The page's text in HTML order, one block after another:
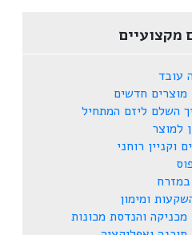
מקצועיים
עובד
מוצרים חדשים
השלם ליזם המתחיל
למוצר
וקניין רוחני
במזרח
ומימון
מכניקה והנדסת מכונות